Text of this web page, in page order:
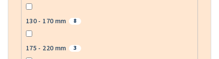
130 - 170 mm 8
175 - 220 mm 3